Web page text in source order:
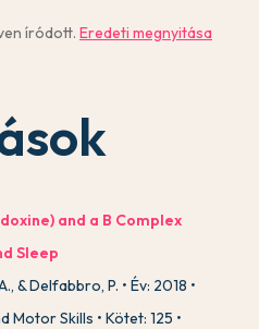
íródott. Eredeti megnyitása
and a B Complex
Sleep
& Delfabbro, P.
Év: 2018
Motor Skills
Kötet: 125